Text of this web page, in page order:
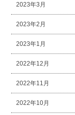
2023年3月
2023年2月
2023年1月
2022年12月
2022年11月
2022年10月